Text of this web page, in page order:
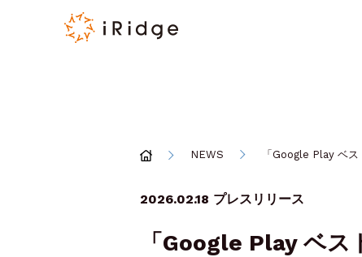
NEWS 「Google Play ベ
2026.02.18 プレスリリース
「Google Play ベ